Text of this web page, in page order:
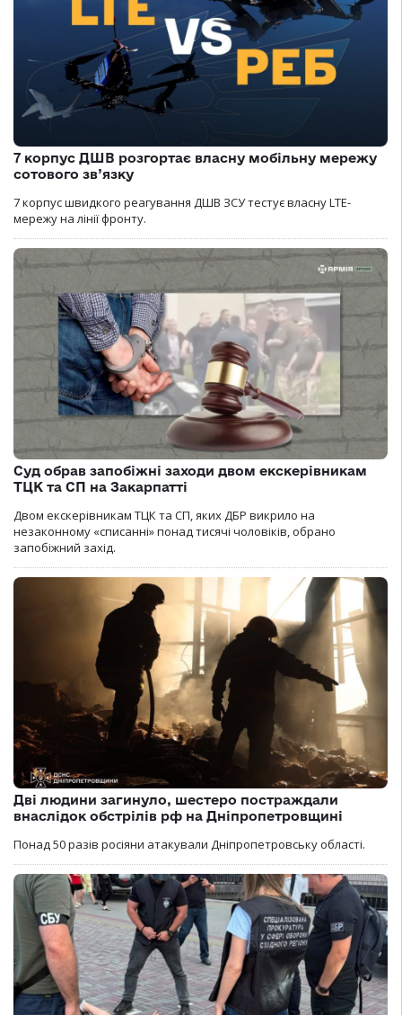
7 корпус ДШВ розгортає власну мобільну мережу
сотового зв’язку
7 корпус швидкого реагування ДШВ ЗСУ тестує власну LTE-
мережу на лінії фронту.
Суд обрав запобіжні заходи двом екскерівникам
ТЦК та СП на Закарпатті
Двом екскерівникам ТЦК та СП, яких ДБР викрило на
незаконному «списанні» понад тисячі чоловіків, обрано
запобіжний захід.
Дві людини загинуло, шестеро постраждали
внаслідок обстрілів рф на Дніпропетровщині
Понад 50 разів росіяни атакували Дніпропетровську області.